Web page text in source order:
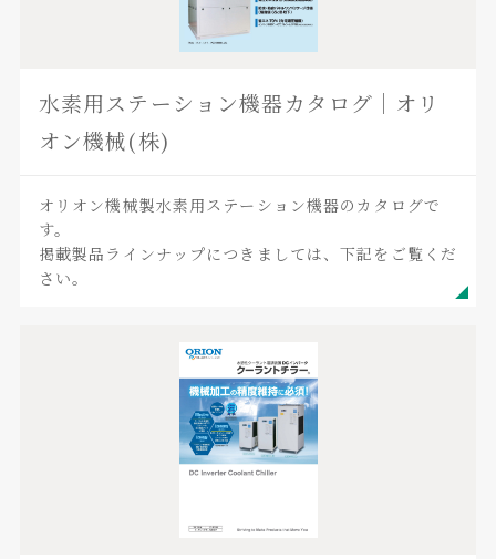
水素用ステーション機器カタログ｜オリ
オン機械(株)
オリオン機械製水素用ステーション機器のカタログで
す。
掲載製品ラインナップにつきましては、下記をご覧くだ
さい。